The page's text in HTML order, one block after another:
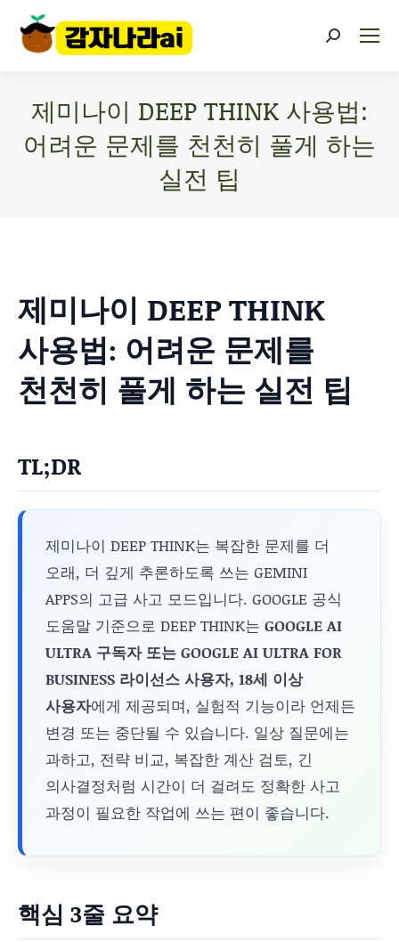
제미나이 DEEP THINK 사용법:
어려운 문제를 천천히 풀게 하는
실전 팁
제미나이 DEEP THINK
사용법: 어려운 문제를
천천히 풀게 하는 실전 팁
TL;DR
제미나이 DEEP THINK는 복잡한 문제를 더
오래, 더 깊게 추론하도록 쓰는 GEMINI
APPS의 고급 사고 모드입니다. GOOGLE 공식
도움말 기준으로 DEEP THINK는 GOOGLE AI
ULTRA 구독자 또는 GOOGLE AI ULTRA FOR
BUSINESS 라이선스 사용자, 18세 이상
사용자에게 제공되며, 실험적 기능이라 언제든
변경 또는 중단될 수 있습니다. 일상 질문에는
과하고, 전략 비교, 복잡한 계산 검토, 긴
의사결정처럼 시간이 더 걸려도 정확한 사고
과정이 필요한 작업에 쓰는 편이 좋습니다.
핵심 3줄 요약